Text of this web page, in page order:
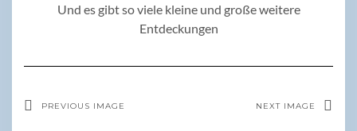
Und es gibt so viele kleine und große weitere
Entdeckungen
PREVIOUS IMAGE NEXT IMAGE